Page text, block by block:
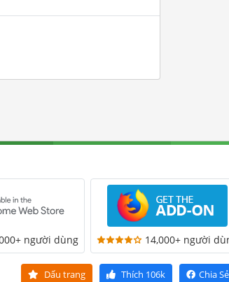
người dùng 14,000+ người
Dấu trang Thích 106k Chia Sẻ